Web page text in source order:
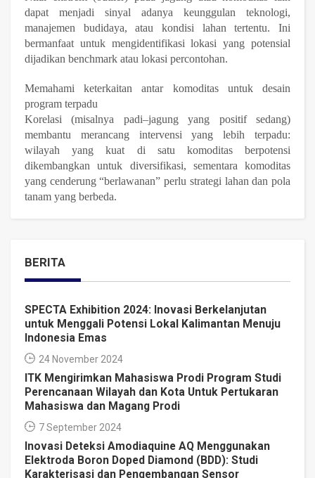
dapat menjadi sinyal adanya keunggulan teknologi,
manajemen budidaya, atau kondisi lahan tertentu. Ini
bermanfaat untuk mengidentifikasi lokasi yang potensial
dijadikan benchmark atau lokasi percontohan.
Memahami keterkaitan antar komoditas untuk desain
program terpadu
Korelasi (misalnya padi–jagung yang positif sedang)
membantu merancang intervensi yang lebih terpadu:
wilayah yang kuat di satu komoditas berpotensi
dikembangkan untuk diversifikasi, sementara komoditas
yang cenderung “berlawanan” perlu strategi lahan dan pola
tanam yang berbeda.
BERITA
SPECTA Exhibition 2024: Inovasi Berkelanjutan
untuk Menggali Potensi Lokal Kalimantan Menuju
Indonesia Emas
24 November 2024
ITK Mengirimkan Mahasiswa Prodi Program Studi
Perencanaan Wilayah dan Kota Untuk Pertukaran
Mahasiswa dan Magang Prodi
7 September 2024
Inovasi Deteksi Amodiaquine AQ Menggunakan
Elektroda Boron Doped Diamond (BDD): Studi
Karakterisasi dan Pengembangan Sensor